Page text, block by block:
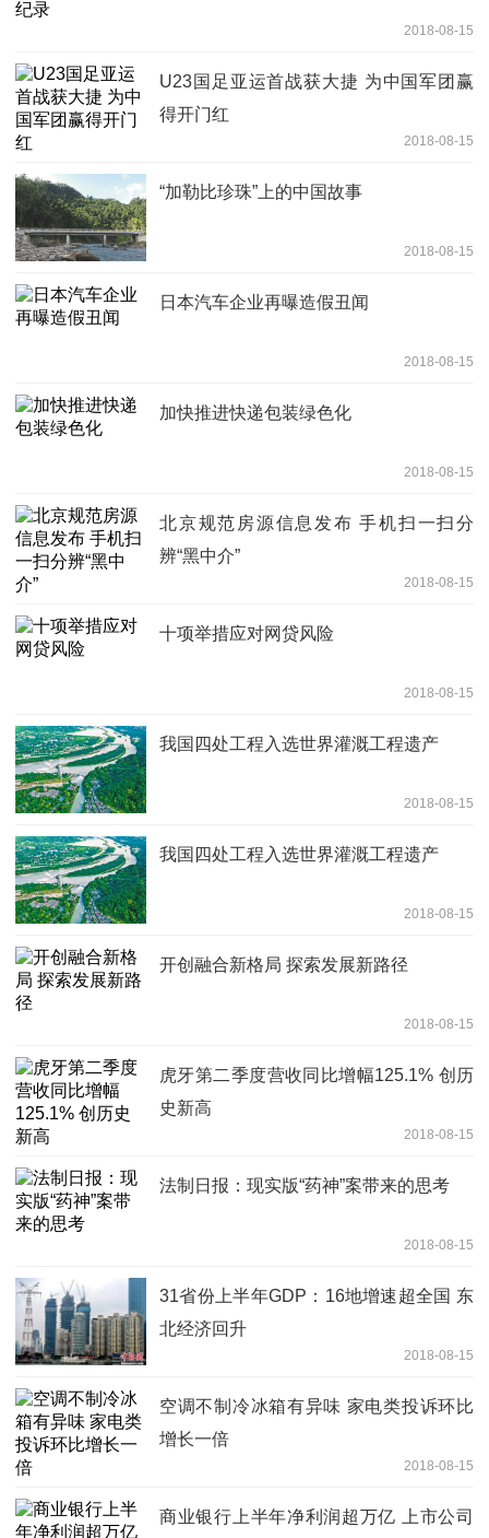
2018-08-15
U23国足亚运首战获大捷 为中国军团赢
得开门红
2018-08-15
“加勒比珍珠”上的中国故事
2018-08-15
日本汽车企业再曝造假丑闻
2018-08-15
加快推进快递包装绿色化
2018-08-15
北京规范房源信息发布 手机扫一扫分
辨“黑中介”
2018-08-15
十项举措应对网贷风险
2018-08-15
我国四处工程入选世界灌溉工程遗产
2018-08-15
我国四处工程入选世界灌溉工程遗产
2018-08-15
开创融合新格局 探索发展新路径
2018-08-15
虎牙第二季度营收同比增幅125.1% 创历
史新高
2018-08-15
法制日报：现实版“药神”案带来的思考
2018-08-15
31省份上半年GDP：16地增速超全国 东
北经济回升
2018-08-15
空调不制冷冰箱有异味 家电类投诉环比
增长一倍
2018-08-15
商业银行上半年净利润超万亿 上市公司